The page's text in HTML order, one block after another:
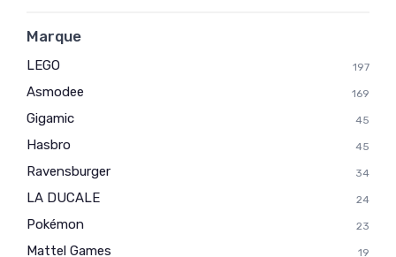
Marque
LEGO 197
Asmodee 169
Gigamic 45
Hasbro 45
Ravensburger 34
LA DUCALE 24
Pokémon 23
Mattel Games 19